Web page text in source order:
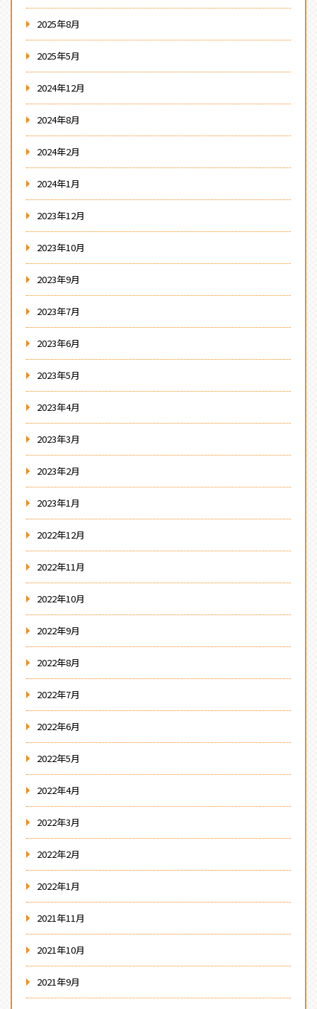
2025年8月
2025年5月
2024年12月
2024年8月
2024年2月
2024年1月
2023年12月
2023年10月
2023年9月
2023年7月
2023年6月
2023年5月
2023年4月
2023年3月
2023年2月
2023年1月
2022年12月
2022年11月
2022年10月
2022年9月
2022年8月
2022年7月
2022年6月
2022年5月
2022年4月
2022年3月
2022年2月
2022年1月
2021年11月
2021年10月
2021年9月